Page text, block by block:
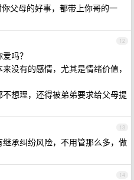
父母的好事，都带上你哥的一
12
吗？
没有的感情，尤其是情绪价值，
想理，还得被弟弟要求给父母提
13
承纠纷风险，不用管那么多，做
14